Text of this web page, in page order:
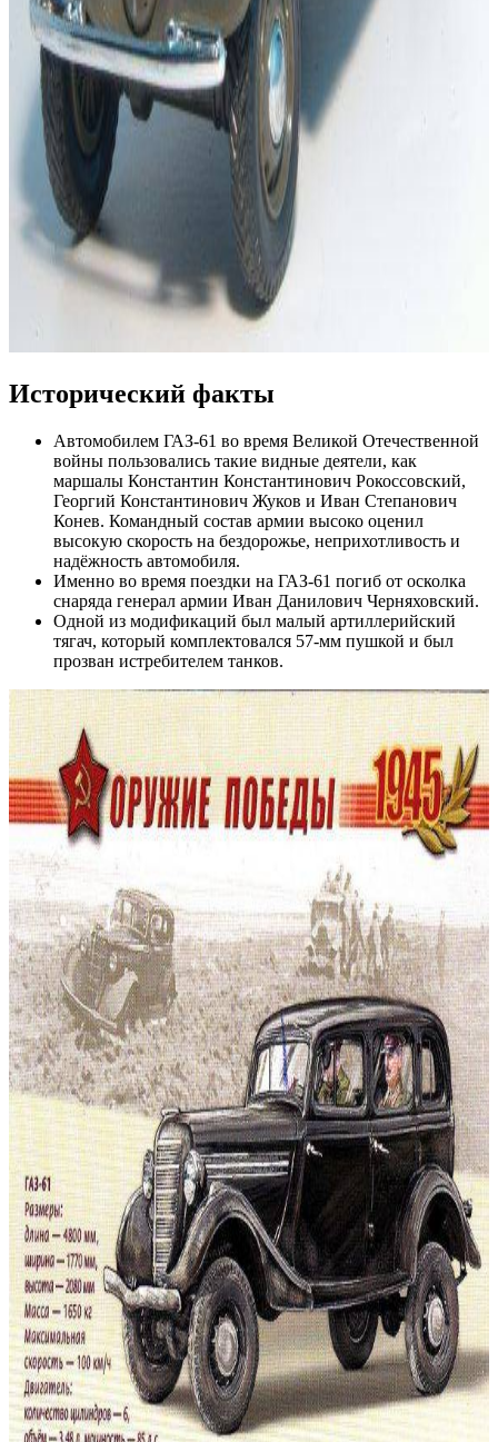
Исторический факты
Автомобилем ГАЗ-61 во время Великой Отечественной
войны пользовались такие видные деятели, как
маршалы Константин Константинович Рокоссовский,
Георгий Константинович Жуков и Иван Степанович
Конев. Командный состав армии высоко оценил
высокую скорость на бездорожье, неприхотливость и
надёжность автомобиля.
Именно во время поездки на ГАЗ-61 погиб от осколка
снаряда генерал армии Иван Данилович Черняховский.
Одной из модификаций был малый артиллерийский
тягач, который комплектовался 57-мм пушкой и был
прозван истребителем танков.